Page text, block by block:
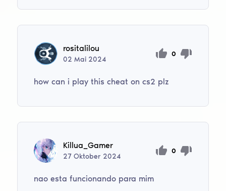
rositalilou
02Mai 2024
0
how can i play this cheat on cs2 plz
Killua_Gamer
27Oktober 2024
0
nao esta funcionando para mim